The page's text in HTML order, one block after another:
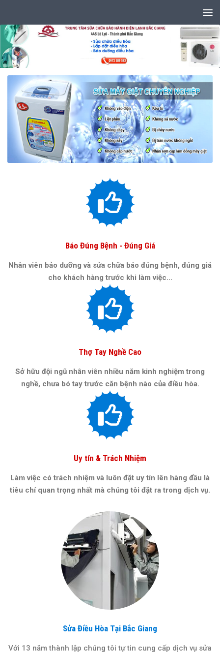
Báo Đúng Bệnh - Đúng Giá
Nhân viên bảo dưỡng và sửa chữa báo đúng bệnh, đúng giá
cho khách hàng trước khi làm việc...
Thợ Tay Nghề Cao
Sở hữu đội ngũ nhân viên nhiều năm kinh nghiệm trong
nghề, chưa bó tay trước căn bệnh nào của điều hòa.
Uy tín & Trách Nhiệm
Làm việc có trách nhiệm và luôn đặt uy tín lên hàng đầu là
tiêu chí quan trọng nhất mà chúng tôi đặt ra trong dịch vụ.
Sửa Điều Hòa Tại Bắc Giang
Với 13 năm thành lập chúng tôi tự tin cung cấp dịch vụ sửa